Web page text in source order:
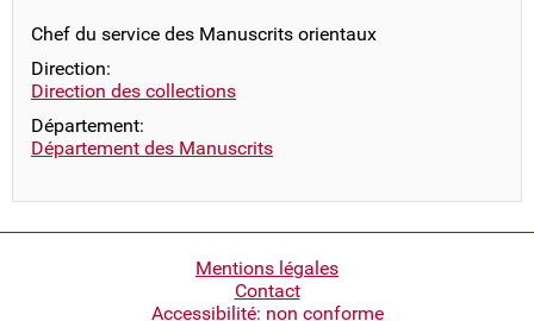
Chef du service des Manuscrits orientaux
Direction:
Direction des collections
Département:
Département des Manuscrits
Mentions légales
Contact
Accessibilité: non conforme